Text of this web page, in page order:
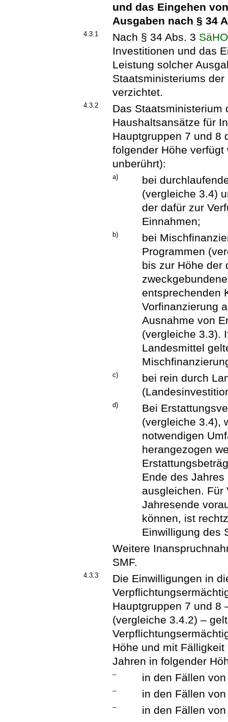
und das Eingehen
Ausgaben nach § 34
4.3.1 Nach § 34 Abs. 3 SäHO
Investitionen und das
Leistung solcher
Staatsministeriums
verzichtet.
4.3.2
Das Staatsministerium
Haushaltsansätze für
Hauptgruppen 7 und 8
folgender Höhe
unberührt):
a)
bei
(vergleiche 3.4)
der dafür zur
Einnahmen;
b)
bei
Programmen
bis zur Höhe der
entsprechenden
Vorfinanzierung
Ausnahme von
(vergleiche 3.3).
Landesmittel
c)
bei rein durch
d)
Bei
(vergleiche 3.4),
notwendigen
herangezogen
Ende des
ausgleichen. Für
Jahresende
können, ist
Einwilligung des
Weitere
SMF.
4.3.3
Die Einwilligungen in
Hauptgruppen 7 und 8
(vergleiche 3.4.2) –
Höhe und mit
Jahren in folgender
– in den Fällen
– in den Fällen
–
in den Fällen